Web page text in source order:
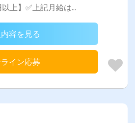
以上】✅上記月給は...
容を見る
イン応募